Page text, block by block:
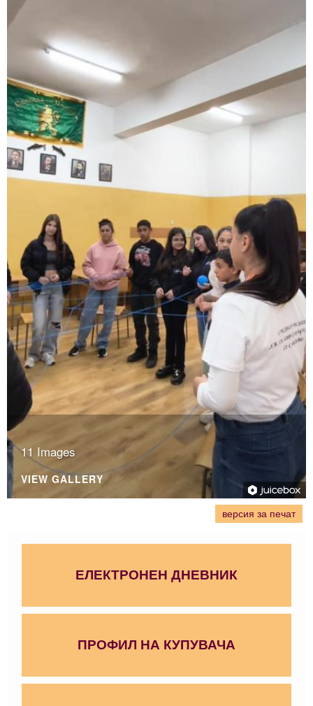
11 Images
VIEW GALLERY
версия за печат
ЕЛЕКТРОНЕН ДНЕВНИК
ПРОФИЛ НА КУПУВАЧА